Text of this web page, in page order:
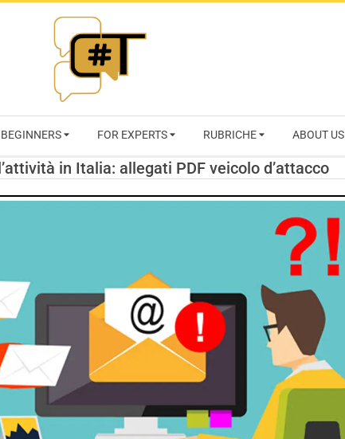
RIVISTA
CYBERSECURITY
FOR EXPERTS RUBRICHE ABOUT US
in Italia: allegati PDF veicolo d’attacco